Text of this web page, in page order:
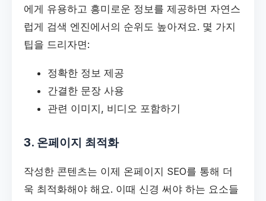
에게 유용하고 흥미로운 정보를 제공하면 자연스
럽게 검색 엔진에서의 순위도 높아져요. 몇 가지
팁을 드리자면:
정확한 정보 제공
간결한 문장 사용
관련 이미지, 비디오 포함하기
3. 온페이지 최적화
작성한 콘텐츠는 이제 온페이지 SEO를 통해 더
욱 최적화해야 해요. 이때 신경 써야 하는 요소들